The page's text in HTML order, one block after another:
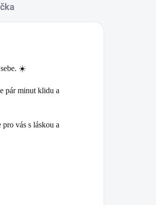
sebe. ☀️
pár minut klidu a
vás s láskou a